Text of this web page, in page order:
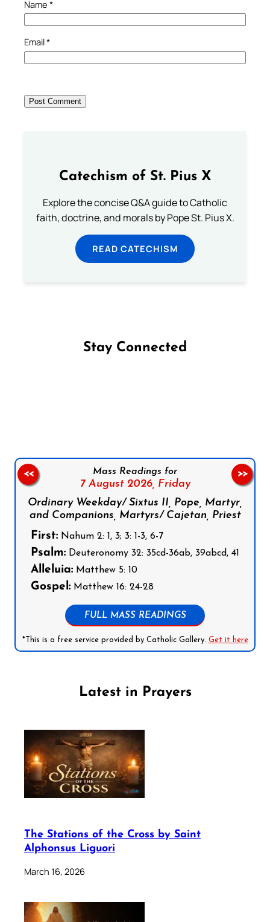
Name *
Email*
Catechism of St. Pius X
Explore the concise Q&A guide to Catholic
faith, doctrine, and morals by Pope St. Pius X.
READ CATECHISM
Stay Connected
Mass Readings for
7 August 2026, Friday
Ordinary Weekday/ Sixtus II, Pope, Martyr,
and Companions, Martyrs/ Cajetan, Priest
First: Nahum 2: 1, 3; 3: 1-3, 6-7
Psalm: Deuteronomy 32: 35cd-36ab, 39abcd, 41
Alleluia: Matthew 5: 10
Gospel: Matthew 16: 24-28
FULL MASS READINGS
*This is a free service provided by Catholic Gallery. Get it here
<< >>
Latest in Prayers
The Stations of the Cross by Saint
Alphonsus Liguori
March 16, 2026